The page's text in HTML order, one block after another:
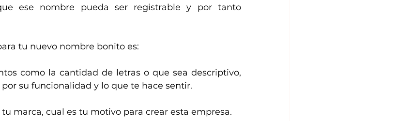
ese nombre pueda ser registrable y por tanto
tu nuevo nombre bonito es:
como la cantidad de letras o que sea descriptivo,
su funcionalidad y lo que te hace sentir.
marca, cual es tu motivo para crear esta empresa.